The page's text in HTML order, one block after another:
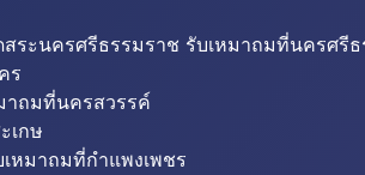
ระนครศรีธรรมราช รับเหมาถมที่นครศรี
ร
าถมที่นครสวรรค์
เกษ
หมาถมที่กำแพงเพชร